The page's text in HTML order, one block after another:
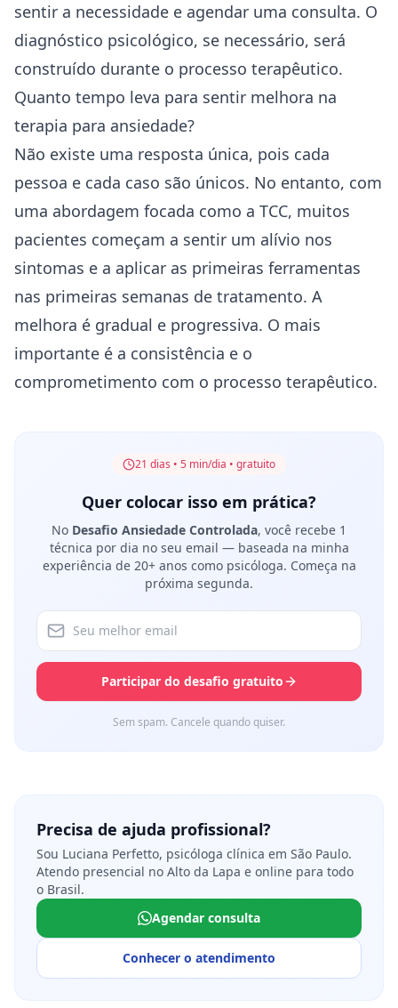
sentir a necessidade e agendar uma consulta. O
diagnóstico psicológico, se necessário, será
construído durante o processo terapêutico.
Quanto tempo leva para sentir melhora na
terapia para ansiedade?
Não existe uma resposta única, pois cada
pessoa e cada caso são únicos. No entanto, com
uma abordagem focada como a TCC, muitos
pacientes começam a sentir um alívio nos
sintomas e a aplicar as primeiras ferramentas
nas primeiras semanas de tratamento. A
melhora é gradual e progressiva. O mais
importante é a consistência e o
comprometimento com o processo terapêutico.
21 dias • 5 min/dia • gratuito
Quer colocar isso em prática?
No Desafio Ansiedade Controlada, você recebe 1
técnica por dia no seu email — baseada na minha
experiência de 20+ anos como psicóloga. Começa na
próxima segunda.
Participar do desafio gratuito
Sem spam. Cancele quando quiser.
Precisa de ajuda profissional?
Sou Luciana Perfetto, psicóloga clínica em São Paulo.
Atendo presencial no Alto da Lapa e online para todo
o Brasil.
Agendar consulta
Conhecer o atendimento